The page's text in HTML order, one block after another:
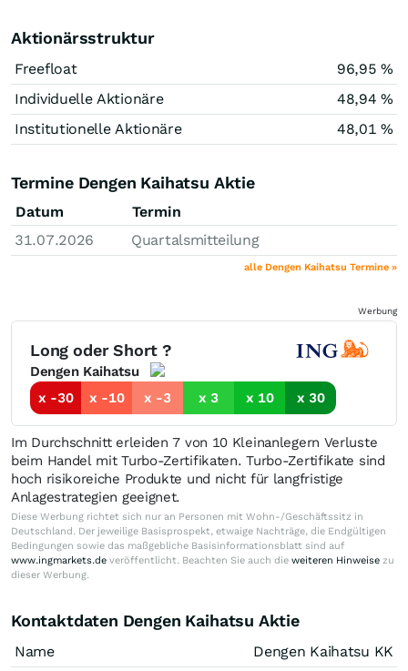
Aktionärsstruktur
Freefloat
96,95 %
Individuelle Aktionäre
48,94 %
Institutionelle Aktionäre
48,01 %
Termine Dengen Kaihatsu Aktie
Datum
Termin
31.07.2026
Quartalsmitteilung
alle Dengen Kaihatsu Termine »
Werbung
Long oder Short ?
Dengen Kaihatsu
x -30
x -10 x -3 x 3 x 10 x 30
Im Durchschnitt erleiden 7 von 10 Kleinanlegern Verluste
beim Handel mit Turbo-Zertifikaten. Turbo-Zertifikate sind
hoch risikoreiche Produkte und nicht für langfristige
Anlagestrategien geeignet.
Diese Werbung richtet sich nur an Personen mit Wohn-/Geschäftssitz in
Deutschland. Der jeweilige Basisprospekt, etwaige Nachträge, die Endgültigen
Bedingungen sowie das maßgebliche Basisinformationsblatt sind auf
www.ingmarkets.de veröffentlicht. Beachten Sie auch die weiteren Hinweise zu
dieser Werbung.
Kontaktdaten Dengen Kaihatsu Aktie
Name
Dengen Kaihatsu KK